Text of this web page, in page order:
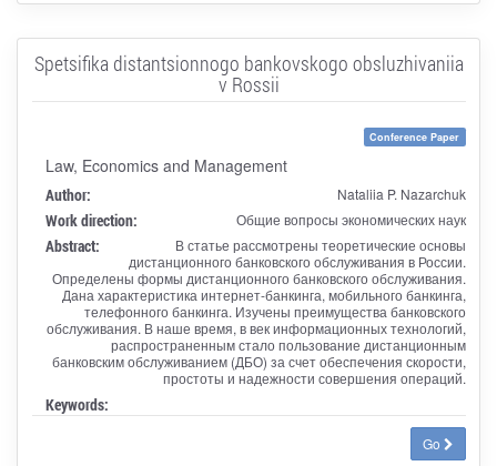
Spetsifika distantsionnogo bankovskogo obsluzhivaniia
v Rossii
Conference Paper
Law, Economics and Management
Author: Nataliia P. Nazarchuk
Work direction: Общие вопросы экономических наук
Abstract:
В статье рассмотрены теоретические основы
дистанционного банковского обслуживания в России.
Определены формы дистанционного банковского обслуживания.
Дана характеристика интернет-банкинга, мобильного банкинга,
телефонного банкинга. Изучены преимущества банковского
обслуживания. В наше время, в век информационных технологий,
распространенным стало пользование дистанционным
банковским обслуживанием (ДБО) за счет обеспечения скорости,
простоты и надежности совершения операций.
Keywords:
Go